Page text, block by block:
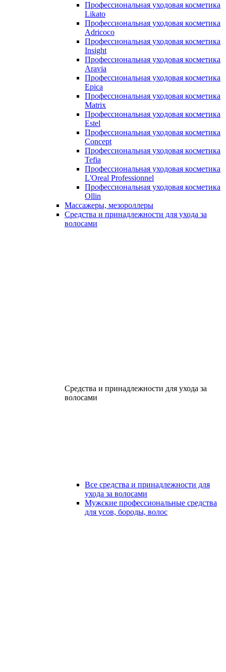
Профессиональная уходовая косметика
Likato
Профессиональная уходовая косметика
Adricoco
Профессиональная уходовая косметика
Insight
Профессиональная уходовая косметика
Aravia
Профессиональная уходовая косметика
Epica
Профессиональная уходовая косметика
Matrix
Профессиональная уходовая косметика
Estel
Профессиональная уходовая косметика
Concept
Профессиональная уходовая косметика
Tefia
Профессиональная уходовая косметика
L'Oreal Professionnel
Профессиональная уходовая косметика
Ollin
Массажеры, мезороллеры
Средства и принадлежности для ухода за
волосами
Средства и принадлежности для ухода за
волосами
Все средства и принадлежности для
ухода за волосами
Мужские профессиональные средства
для усов, бороды, волос